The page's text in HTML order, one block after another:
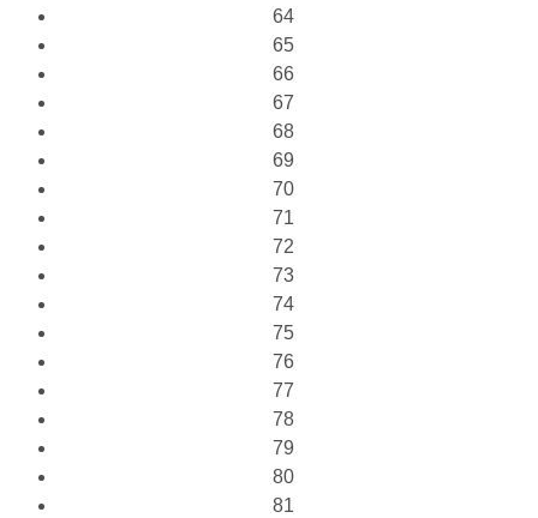
64
65
66
67
68
69
70
71
72
73
74
75
76
77
78
79
80
81